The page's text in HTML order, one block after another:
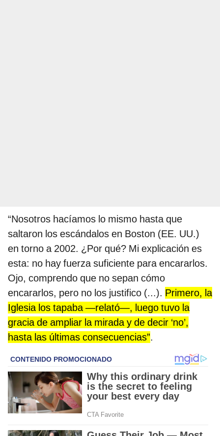
“Nosotros hacíamos lo mismo hasta que
saltaron los escándalos en Boston (EE. UU.)
en torno a 2002. ¿Por qué? Mi explicación es
esta: no hay fuerza suficiente para encararlos.
Ojo, comprendo que no sepan cómo
encararlos, pero no los justifico (...). Primero, la
Iglesia los tapaba —relató—, luego tuvo la
gracia de ampliar la mirada y de decir ‘no’,
hasta las últimas consecuencias”.